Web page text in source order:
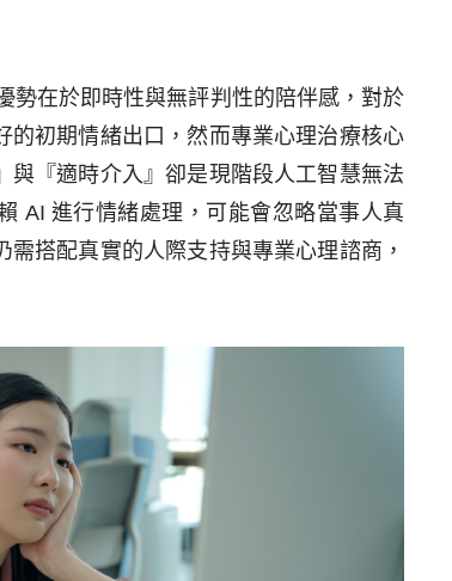
勢在於即時性與無評判性的陪伴感，對於
的初期情緒出口，然而專業心理治療核心
與『適時介入』卻是現階段人工智慧無法
AI 進行情緒處理，可能會忽略當事人真
搭配真實的人際支持與專業心理諮商，